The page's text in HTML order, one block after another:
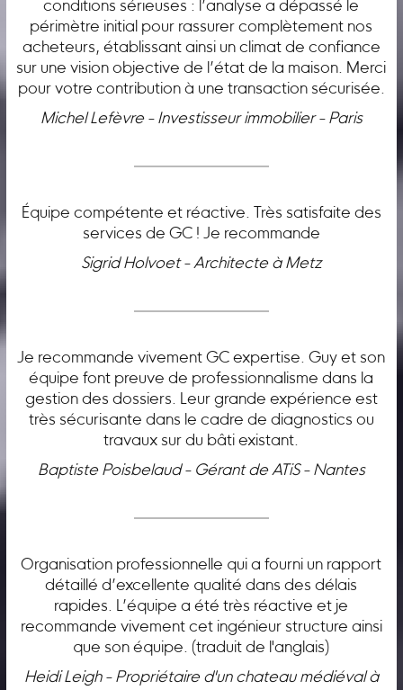
conditions sérieuses : l’analyse a dépassé le
périmètre initial pour rassurer complètement nos
acheteurs, établissant ainsi un climat de confiance
sur une vision objective de l’état de la maison. Merci
pour votre contribution à une transaction sécurisée.
Michel Lefèvre - Investisseur immobilier - Paris
Équipe compétente et réactive. Très satisfaite des
services de GC ! Je recommande
Sigrid Holvoet - Architecte à Metz
Je recommande vivement GC expertise. Guy et son
équipe font preuve de professionnalisme dans la
gestion des dossiers. Leur grande expérience est
très sécurisante dans le cadre de diagnostics ou
travaux sur du bâti existant.
Baptiste Poisbelaud - Gérant de ATiS - Nantes
Organisation professionnelle qui a fourni un rapport
détaillé d’excellente qualité dans des délais
rapides. L’équipe a été très réactive et je
recommande vivement cet ingénieur structure ainsi
que son équipe. (traduit de l'anglais)
Heidi Leigh - Propriétaire d'un chateau médiéval à